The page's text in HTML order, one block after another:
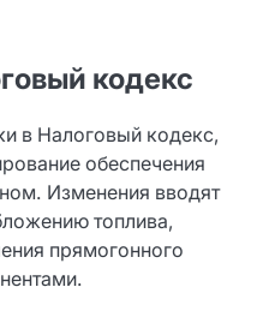
кодекс
в Налоговый кодекс,
обеспечения
Изменения вводят
топлива,
прямогонного